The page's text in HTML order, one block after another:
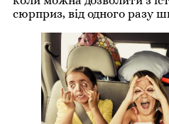
сюрприз, від одного разу